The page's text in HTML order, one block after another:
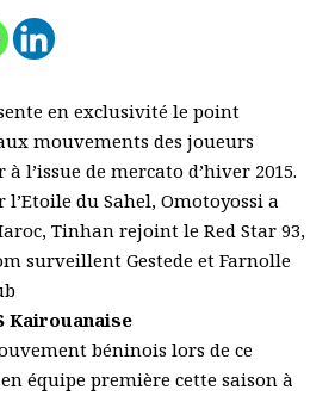
en exclusivité le point
mouvements des joueurs
l’issue de mercato d’hiver 2015.
du Sahel, Omotoyossi a
Tinhan rejoint le Red Star 93,
surveillent Gestede et Farnolle
Kairouanaise
béninois lors de ce
équipe première cette saison à